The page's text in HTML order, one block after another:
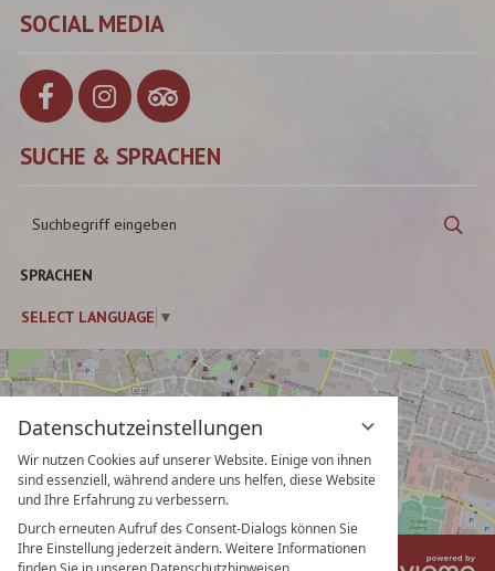
Datenschutzeinstellungen
Wir nutzen Cookies auf unserer Website. Einige von ihnen
sind essenziell, während andere uns helfen, diese Website
und Ihre Erfahrung zu verbessern.
Durch erneuten Aufruf des Consent-Dialogs können Sie
Ihre Einstellung jederzeit ändern. Weitere Informationen
SOCIAL MEDIA
SUCHE & SPRACHEN
SPRACHEN
SELECT LANGUAGE ▼
Impressum Datenschutz